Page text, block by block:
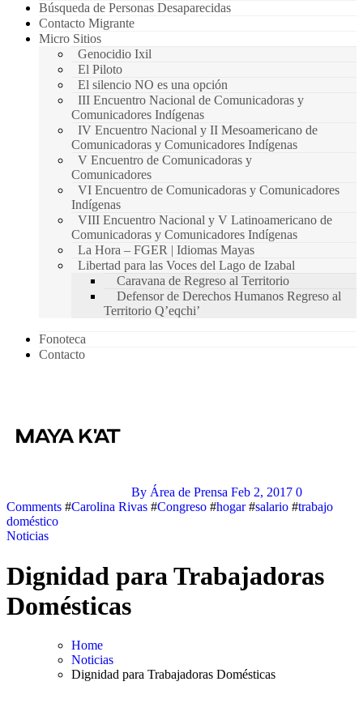
Búsqueda de Personas Desaparecidas
Contacto Migrante
Micro Sitios
Genocidio Ixil
El Piloto
El silencio NO es una opción
III Encuentro Nacional de Comunicadoras y
Comunicadores Indígenas
IV Encuentro Nacional y II Mesoamericano de
Comunicadoras y Comunicadores Indígenas
V Encuentro de Comunicadoras y
Comunicadores
VI Encuentro de Comunicadoras y Comunicadores
Indígenas
VIII Encuentro Nacional y V Latinoamericano de
Comunicadoras y Comunicadores Indígenas
La Hora – FGER | Idiomas Mayas
Libertad para las Voces del Lago de Izabal
Caravana de Regreso al Territorio
Defensor de Derechos Humanos Regreso al
Territorio Q’eqchi’
Fonoteca
Contacto
By Área de Prensa Feb 2, 2017 0
Comments #Carolina Rivas #Congreso #hogar#salario #trabajo
doméstico
Noticias
Dignidad para Trabajadoras
Domésticas
Home
Noticias
Dignidad para Trabajadoras Domésticas